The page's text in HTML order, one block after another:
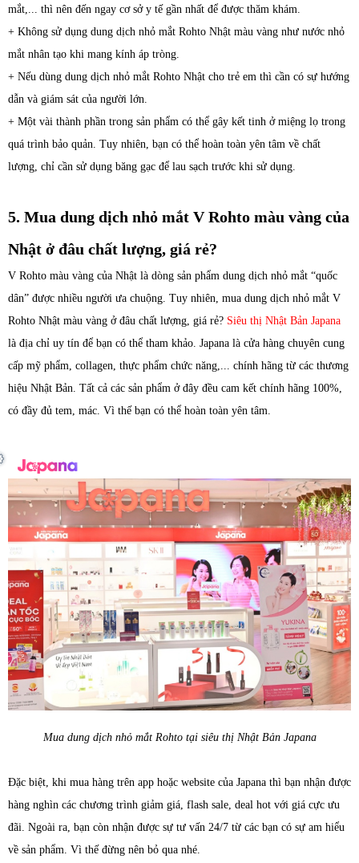
mắt,... thì nên đến ngay cơ sở y tế gần nhất để được thăm khám.
+ Không sử dụng dung dịch nhỏ mắt Rohto Nhật màu vàng như nước nhỏ
mắt nhân tạo khi mang kính áp tròng.
+ Nếu dùng dung dịch nhỏ mắt Rohto Nhật cho trẻ em thì cần có sự hướng
dẫn và giám sát của người lớn.
+ Một vài thành phần trong sản phẩm có thể gây kết tinh ở miệng lọ trong
quá trình bảo quản. Tuy nhiên, bạn có thể hoàn toàn yên tâm về chất
lượng, chỉ cần sử dụng băng gạc để lau sạch trước khi sử dụng.
5. Mua dung dịch nhỏ mắt V Rohto màu vàng của
Nhật ở đâu chất lượng, giá rẻ?
V Rohto màu vàng của Nhật là dòng sản phẩm dung dịch nhỏ mắt “quốc
dân” được nhiều người ưa chuộng. Tuy nhiên, mua dung dịch nhỏ mắt V
Rohto Nhật màu vàng ở đâu chất lượng, giá rẻ? Siêu thị Nhật Bản Japana
là địa chỉ uy tín để bạn có thể tham khảo. Japana là cửa hàng chuyên cung
cấp mỹ phẩm, collagen, thực phẩm chức năng,... chính hãng từ các thương
hiệu Nhật Bản. Tất cả các sản phẩm ở đây đều cam kết chính hãng 100%,
có đầy đủ tem, mác. Vì thế bạn có thể hoàn toàn yên tâm.
Mua dung dịch nhỏ mắt Rohto tại siêu thị Nhật Bản Japana
Đặc biệt, khi mua hàng trên app hoặc website của Japana thì bạn nhận được
hàng nghìn các chương trình giảm giá, flash sale, deal hot với giá cực ưu
đãi. Ngoài ra, bạn còn nhận được sự tư vấn 24/7 từ các bạn có sự am hiểu
về sản phẩm. Vì thế đừng nên bỏ qua nhé.